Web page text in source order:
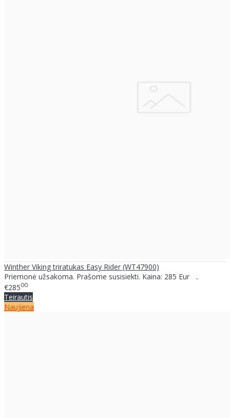
Winther Viking triratukas Easy Rider (WT47900)
Priemonė užsakoma. Prašome susisiekti. Kaina: 285 Eur ..
€28500
Teirautis
Naujiena